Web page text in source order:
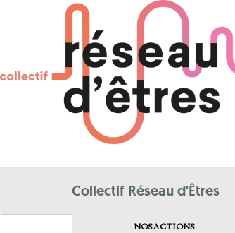
Collectif Réseau d'Êtres
NOS ACTIONS